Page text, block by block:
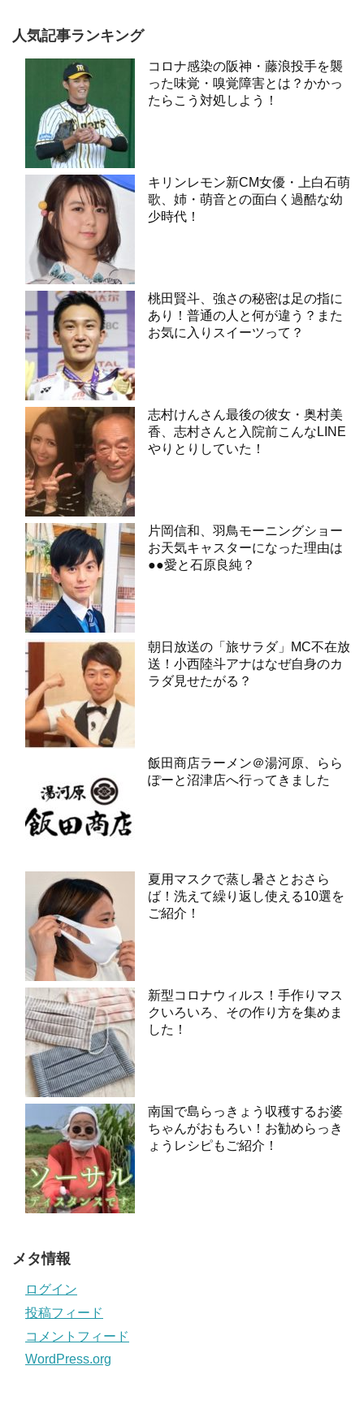
人気記事ランキング
コロナ感染の阪神・藤浪投手を襲
った味覚・嗅覚障害とは？かかっ
たらこう対処しよう！
キリンレモン新CM女優・上白石萌
歌、姉・萌音との面白く過酷な幼
少時代！
桃田賢斗、強さの秘密は足の指に
あり！普通の人と何が違う？また
お気に入りスイーツって？
志村けんさん最後の彼女・奥村美
香、志村さんと入院前こんなLINE
やりとりしていた！
片岡信和、羽鳥モーニングショー
お天気キャスターになった理由は
●●愛と石原良純？
朝日放送の「旅サラダ」MC不在放
送！小西陸斗アナはなぜ自身のカ
ラダ見せたがる？
飯田商店ラーメン＠湯河原、らら
ぽーと沼津店へ行ってきました
夏用マスクで蒸し暑さとおさら
ば！洗えて繰り返し使える10選を
ご紹介！
新型コロナウィルス！手作りマス
クいろいろ、その作り方を集めま
した！
南国で島らっきょう収穫するお婆
ちゃんがおもろい！お勧めらっき
ょうレシピもご紹介！
メタ情報
ログイン
投稿フィード
コメントフィード
WordPress.org